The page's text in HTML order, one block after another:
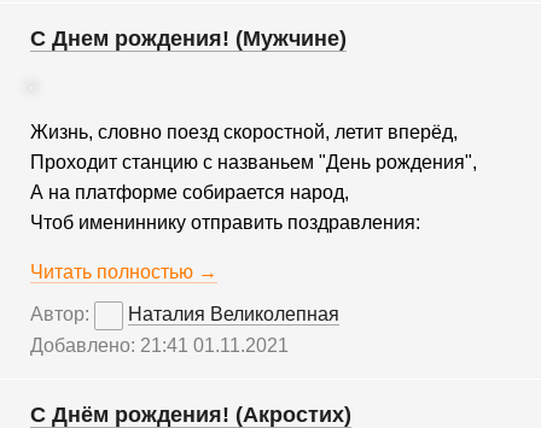
С Днем рождения! (Мужчине)
Жизнь, словно поезд скоростной, летит вперёд,
Проходит станцию с названьем "День рождения",
А на платформе собирается народ,
Чтоб имениннику отправить поздравления:
Читать полностью →
Автор:
Наталия Великолепная
Добавлено: 21:41 01.11.2021
С Днём рождения! (Акростих)